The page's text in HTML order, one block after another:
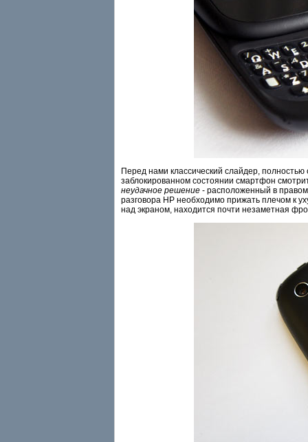
Перед нами классический слайдер,
заблокированном состоянии смартфон
неудачное решение - расположенный в
разговора HP необходимо прижать плечом к
над экраном, находится почти незаметная